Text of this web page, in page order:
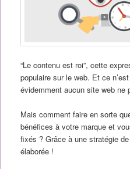
“Le contenu est roi”, cette
populaire sur le web. Et ce
évidemment aucun site web ne
Mais comment faire en sorte
bénéfices à votre marque et
fixés ? Grâce à une stratégie
élaborée !